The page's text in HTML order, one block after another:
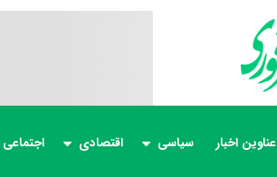
عناوین اخبار سیاسی اقتصادی اجتماعی